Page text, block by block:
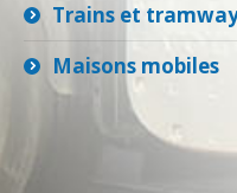
Trains et
Maisons mobiles